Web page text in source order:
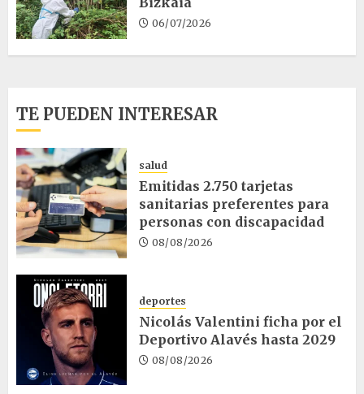
06/07/2026
TE PUEDEN INTERESAR
salud
Emitidas 2.750 tarjetas
sanitarias preferentes para
personas con discapacidad
08/08/2026
deportes
Nicolás Valentini ficha por el
Deportivo Alavés hasta 2029
08/08/2026